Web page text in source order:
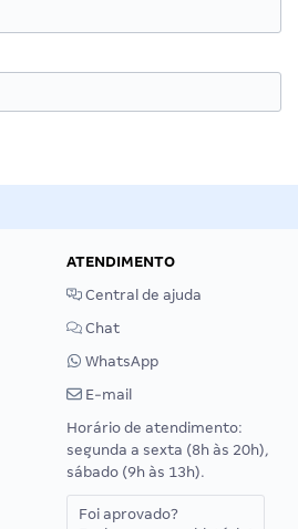
ATENDIMENTO
Central de ajuda
Chat
WhatsApp
E-mail
Horário de atendimento:
segunda a sexta (8h às 20h),
sábado (9h às 13h).
Foi aprovado?